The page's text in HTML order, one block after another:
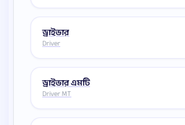
ড্রাইভার
Driver
ড্রাইভার এমটি
Driver MT